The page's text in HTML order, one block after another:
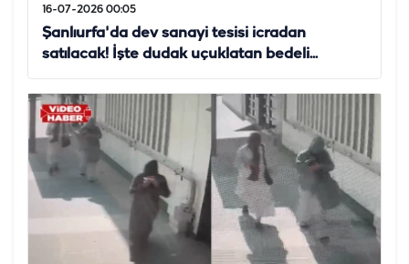
16-07-2026 00:05
Şanlıurfa'da dev sanayi tesisi icradan
satılacak! İşte dudak uçuklatan bedeli...